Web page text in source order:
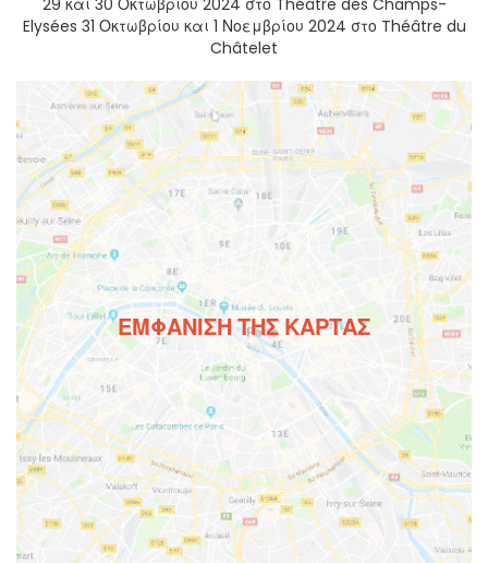
Elysées 31 Οκτωβρίου και 1 Νοεμβρίου 2024 στο Théâtre du
Châtelet
ΕΜΦΆΝΙΣΗ ΤΗΣ ΚΆΡΤΑΣ